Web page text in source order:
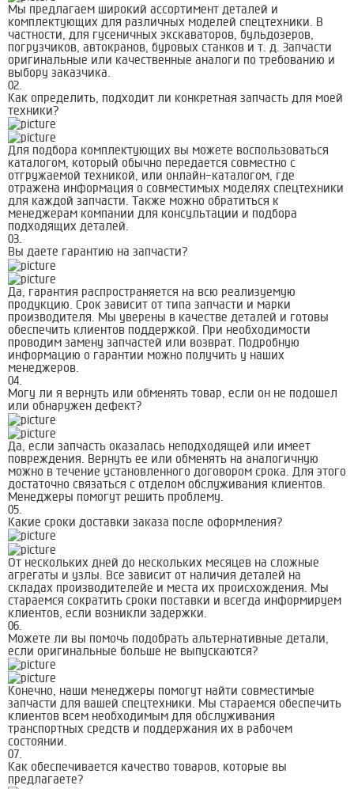
Мы предлагаем широкий ассортимент деталей и
комплектующих для различных моделей спецтехники. В
частности, для гусеничных экскаваторов, бульдозеров,
погрузчиков, автокранов, буровых станков и т. д. Запчасти
оригинальные или качественные аналоги по требованию и
выбору заказчика.
02.
Как определить, подходит ли конкретная запчасть для моей
техники?
Для подбора комплектующих вы можете воспользоваться
каталогом, который обычно передается совместно с
отгружаемой техникой, или онлайн-каталогом, где
отражена информация о совместимых моделях спецтехники
для каждой запчасти. Также можно обратиться к
менеджерам компании для консультации и подбора
подходящих деталей.
03.
Вы даете гарантию на запчасти?
Да, гарантия распространяется на всю реализуемую
продукцию. Срок зависит от типа запчасти и марки
производителя. Мы уверены в качестве деталей и готовы
обеспечить клиентов поддержкой. При необходимости
проводим замену запчастей или возврат. Подробную
информацию о гарантии можно получить у наших
менеджеров.
04.
Могу ли я вернуть или обменять товар, если он не подошел
или обнаружен дефект?
Да, если запчасть оказалась неподходящей или имеет
повреждения. Вернуть ее или обменять на аналогичную
можно в течение установленного договором срока. Для этого
достаточно связаться с отделом обслуживания клиентов.
Менеджеры помогут решить проблему.
05.
Какие сроки доставки заказа после оформления?
От нескольких дней до нескольких месяцев на сложные
агрегаты и узлы. Все зависит от наличия деталей на
складах производителейе и места их происхождения. Мы
стараемся сократить сроки поставки и всегда информируем
клиентов, если возникли задержки.
06.
Можете ли вы помочь подобрать альтернативные детали,
если оригинальные больше не выпускаются?
Конечно, наши менеджеры помогут найти совместимые
запчасти для вашей спецтехники. Мы стараемся обеспечить
клиентов всем необходимым для обслуживания
транспортных средств и поддержания их в рабочем
состоянии.
07.
Как обеспечивается качество товаров, которые вы
предлагаете?